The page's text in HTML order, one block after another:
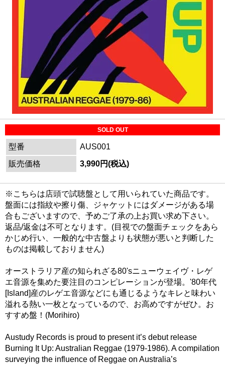
SOLD OUT
型番
AUS001
販売価格
3,990円(税込)
※こちらは店頭で試聴盤として用いられていた商品です。
盤面には指紋や擦り傷、ジャケットにはダメージがある場
合もございますので、予めご了承の上お買い求め下さい。
返品/返金は不可となります。(目視での盤面チェックをあら
かじめ行い、一般的な中古盤よりも状態が悪いと判断した
ものは掲載しておりません)
オーストラリア産の知られざる80'sニューウェイヴ・レゲ
エ音源を集めた要注目のコンピレーションが登場。'80年代
[Island]産のレゲエ音源などにも通じるようなキレと味わい
溢れる熱い一枚となっているので、お高めですがぜひ。お
すすめ盤！(Morihiro)
Austudy Records is proud to present it’s debut release
Burning It Up: Australian Reggae (1979-1986). A compilation
surveying the influence of Reggae on Australia’s